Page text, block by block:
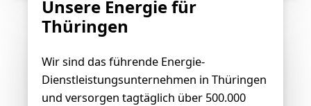
Unsere Energie für
Thüringen
Wir sind das führende Energie-
Dienstleistungsunternehmen in Thüringen
und versorgen tagtäglich über 500.000